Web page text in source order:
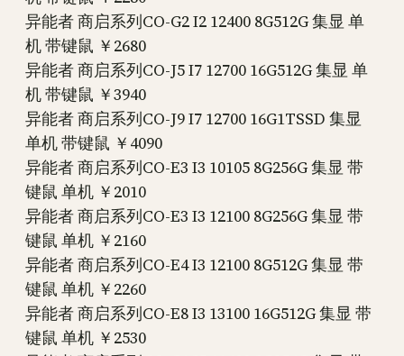
异能者 商启系列CO-G2 I2 12400 8G512G 集显 单
机 带键鼠 ￥2680
异能者 商启系列CO-J5 I7 12700 16G512G 集显 单
机 带键鼠 ￥3940
异能者 商启系列CO-J9 I7 12700 16G1TSSD 集显
单机 带键鼠 ￥4090
异能者 商启系列CO-E3 I3 10105 8G256G 集显 带
键鼠 单机 ￥2010
异能者 商启系列CO-E3 I3 12100 8G256G 集显 带
键鼠 单机 ￥2160
异能者 商启系列CO-E4 I3 12100 8G512G 集显 带
键鼠 单机 ￥2260
异能者 商启系列CO-E8 I3 13100 16G512G 集显 带
键鼠 单机 ￥2530